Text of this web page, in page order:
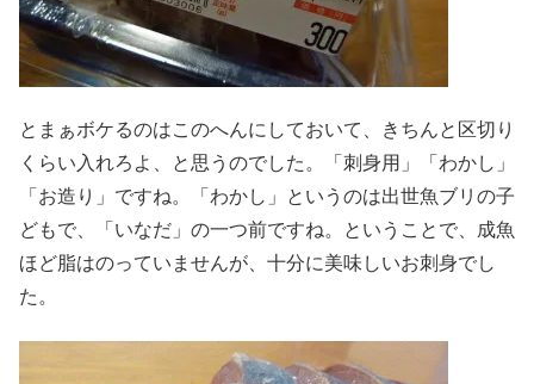
とまぁボケるのはこのへんにしておいて、きちんと区切り
くらい入れろよ、と思うのでした。「刺身用」「わかし」
「お造り」ですね。「わかし」というのは出世魚ブリの子
どもで、「いなだ」の一つ前ですね。ということで、成魚
ほど脂はのっていませんが、十分に美味しいお刺身でし
た。